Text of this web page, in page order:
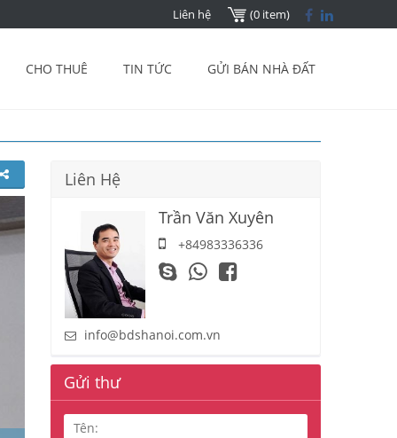
Liên hệ (0 item)
CHO THUÊ TIN TỨC GỬI BÁN NHÀ ĐẤT
Liên Hệ
Trần Văn Xuyên
+84983336336
info@bdshanoi.com.vn
Gửi thư